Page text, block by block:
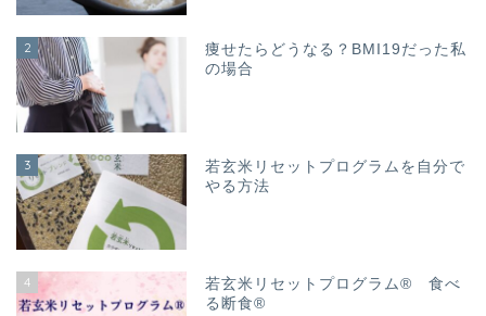
2
痩せたらどうなる？BMI19だった私
の場合
3
若玄米リセットプログラムを自分で
やる方法
4
若玄米リセットプログラム® 食べ
る断食®